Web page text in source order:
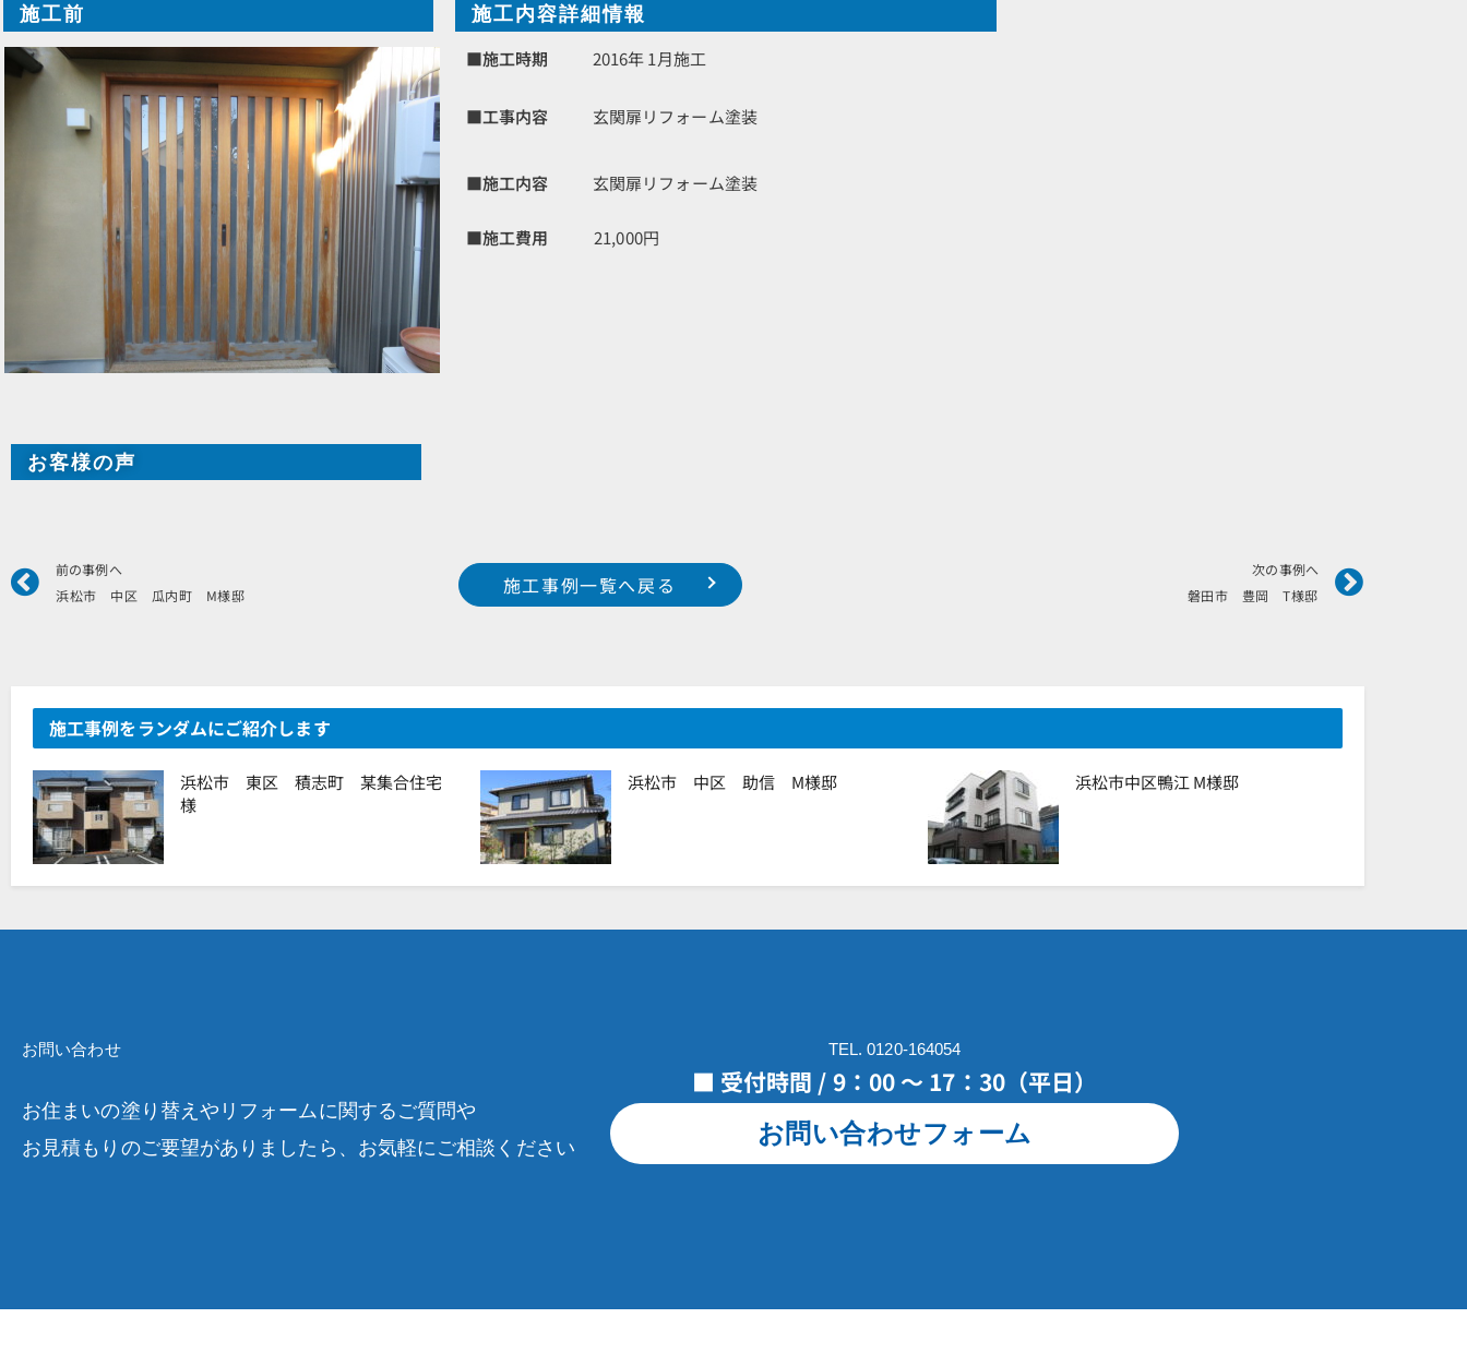
施工前
施工内容詳細情報
■施工時期
2016年 1月施工
■工事内容 玄関扉リフォーム塗装
■施工内容 玄関扉リフォーム塗装
■施工費用 21,000円
お客様の声
Prev
前の事例へ
浜松市 中区 瓜内町 M様邸
次の事例へ
磐田市 豊岡 T様邸
Next
施工事例一覧へ戻る
施工事例をランダムにご紹介します
浜松市 東区 積志町 某集合住宅
様
浜松市 中区 助信 M様邸 浜松市中区鴨江 M様邸
お問い合わせ
お住まいの塗り替えやリフォームに関するご質問や
お見積もりのご要望がありましたら、お気軽にご相談ください
TEL. 0120-164054
■ 受付時間 / 9：00 ～ 17：30（平日）
お問い合わせフォーム